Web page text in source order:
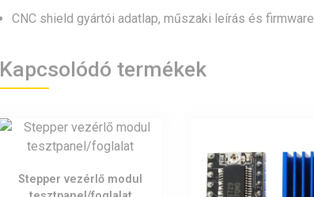
CNC shield gyártói adatlap, műszaki leírás és firmware
Kapcsolódó termékek
Stepper vezérlő modul